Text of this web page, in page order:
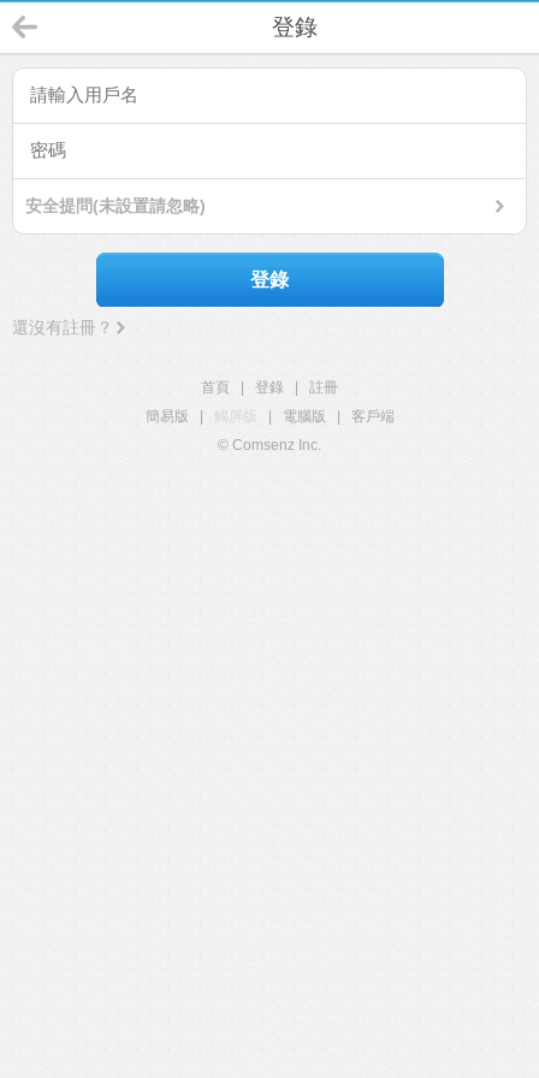
登錄
安全提問(未設置請忽略)
登錄
還沒有註冊？
首頁 登錄
註冊
簡易版
觸屏版 電腦版
客戶端
© Comsenz Inc.